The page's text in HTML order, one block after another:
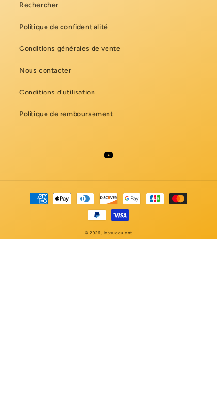
Rechercher
Politique de confidentialité
Conditions générales de vente
Nous contacter
Conditions d'utilisation
Politique de remboursement
YouTube
Moyens
© 2026, leosucculent